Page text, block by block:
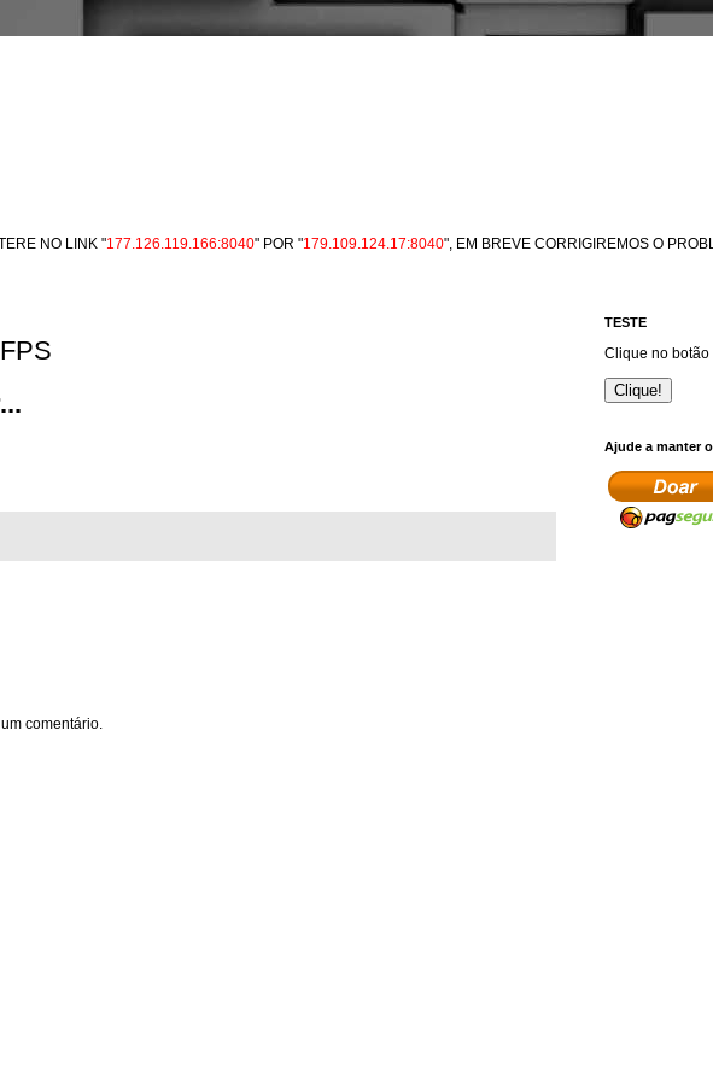
NO LINK "177.126.119.166:8040" POR "179.109.124.17:8040", EM BREVE CORRIGIREMOS O
comentário.
TESTE
Clique no
Clique!
Ajude a manter